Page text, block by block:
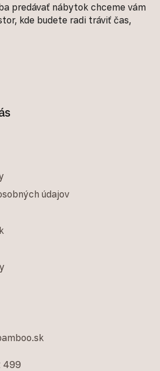
predávať nábytok chceme vám
kde budete radi tráviť čas,
údajov
499